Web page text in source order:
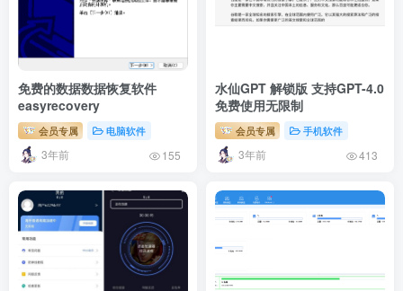
免费的数据数据恢复软件
easyrecovery
会员专属 电脑软件
3年前 155
水仙GPT 解锁版 支持GPT-4.0
免费使用无限制
会员专属 手机软件
3年前 413